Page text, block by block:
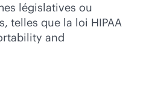
législatives ou
telles que la loi HIPAA
and